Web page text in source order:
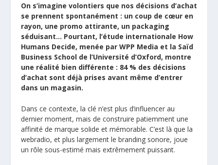
On s’imagine volontiers que nos décisions d’achat
se prennent spontanément : un coup de cœur en
rayon, une promo attirante, un packaging
séduisant… Pourtant, l’étude internationale How
Humans Decide, menée par WPP Media et la Saïd
Business School de l’Université d’Oxford, montre
une réalité bien différente : 84 % des décisions
d’achat sont déjà prises avant même d’entrer
dans un magasin.
Dans ce contexte, la clé n’est plus d’influencer au
dernier moment, mais de construire patiemment une
affinité de marque solide et mémorable. C’est là que la
webradio, et plus largement le branding sonore, joue
un rôle sous-estimé mais extrêmement puissant.